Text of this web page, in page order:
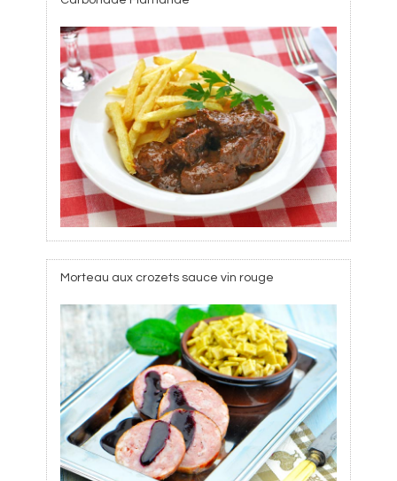
Morteau aux crozets sauce vin rouge